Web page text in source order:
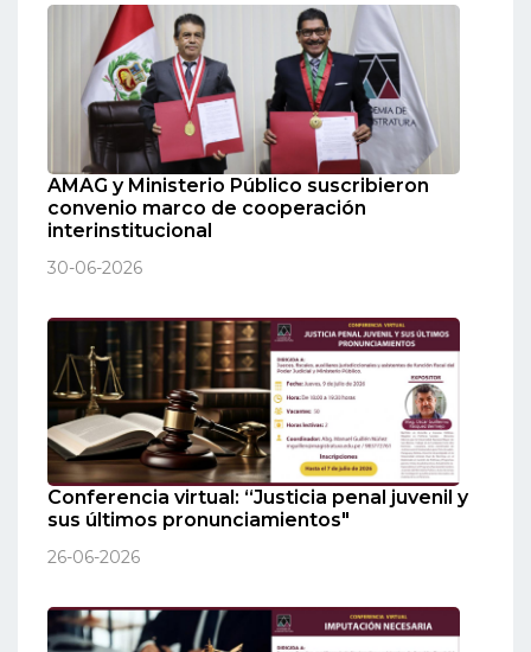
AMAG y Ministerio Público suscribieron
convenio marco de cooperación
interinstitucional
30-06-2026
Conferencia virtual: “Justicia penal juvenil y
sus últimos pronunciamientos"
26-06-2026